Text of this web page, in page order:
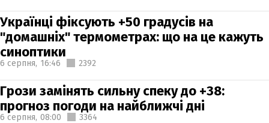
Українці фіксують +50 градусів на
"домашніх" термометрах: що на це кажуть
синоптики
6 серпня, 16:46 2392
Грози замінять сильну спеку до +38:
прогноз погоди на найближчі дні
6 серпня, 08:00 3364